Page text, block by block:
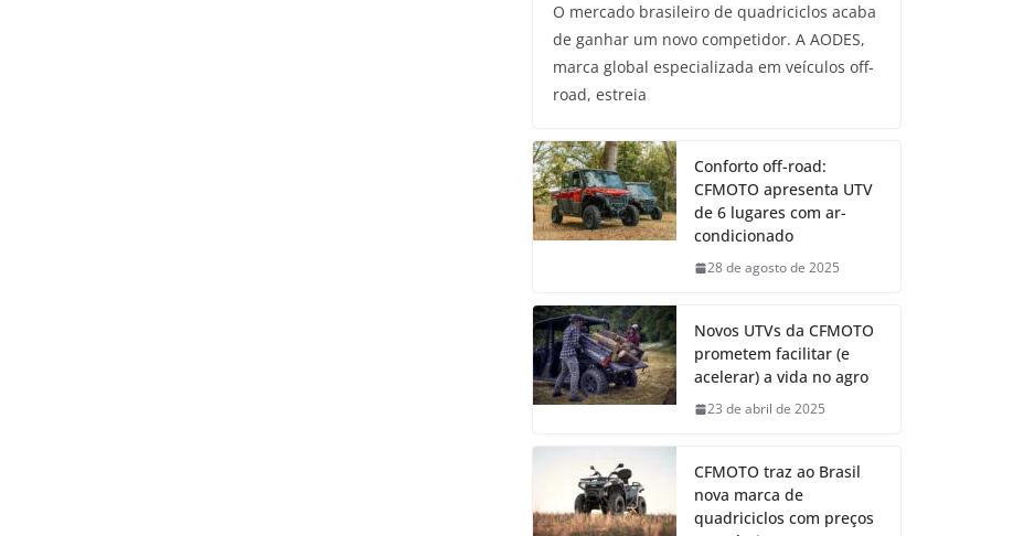
O mercado brasileiro de quadriciclos acaba
de ganhar um novo competidor. A AODES,
marca global especializada em veículos off-
road, estreia
Conforto off-road:
CFMOTO apresenta UTV
de 6 lugares com ar-
condicionado
28 de agosto de 2025
Novos UTVs da CFMOTO
prometem facilitar (e
acelerar) a vida no agro
23 de abril de 2025
CFMOTO traz ao Brasil
nova marca de
quadriciclos com preços